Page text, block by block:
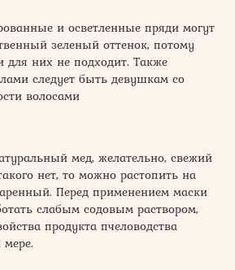
и осветленные пряди могут
зеленый оттенок, потому
них не подходит. Также
следует быть девушкам со
волосами
мед, желательно, свежий
нет, то можно растопить на
Перед применением маски
слабым содовым раствором,
продукта пчеловодства